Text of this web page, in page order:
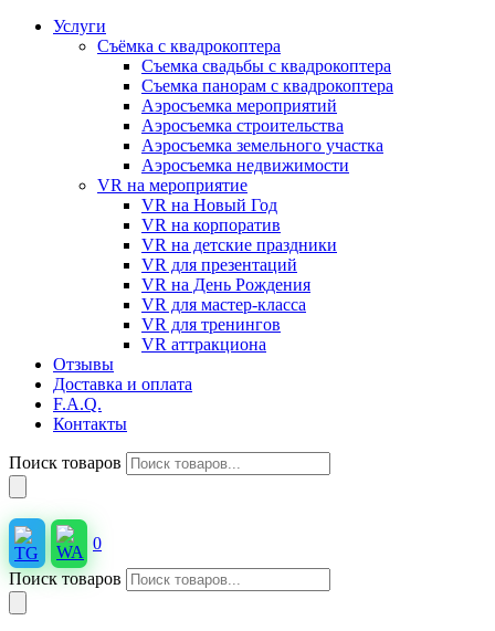
Услуги
Съёмка с квадрокоптера
Съемка свадьбы с квадрокоптера
Съемка панорам с квадрокоптера
Аэросъемка мероприятий
Аэросъемка строительства
Аэросъемка земельного участка
Аэросъемка недвижимости
VR на мероприятие
VR на Новый Год
VR на корпоратив
VR на детские праздники
VR для презентаций
VR на День Рождения
VR для мастер-класса
VR для тренингов
VR аттракциона
Отзывы
Доставка и оплата
F.A.Q.
Контакты
Поиск товаров
0
Поиск товаров